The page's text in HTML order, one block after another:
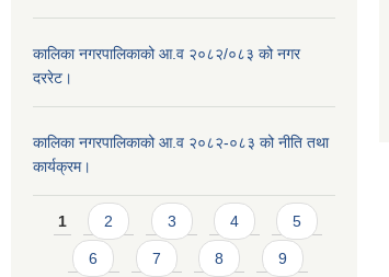
कालिका नगरपालिकाको आ.व २०८२/०८३ को नगर
दररेट।
कालिका नगरपालिकाको आ.व २०८२-०८३ को नीति तथा
कार्यक्रम।
Pages
1 2 3 4 5
6 7 8 9